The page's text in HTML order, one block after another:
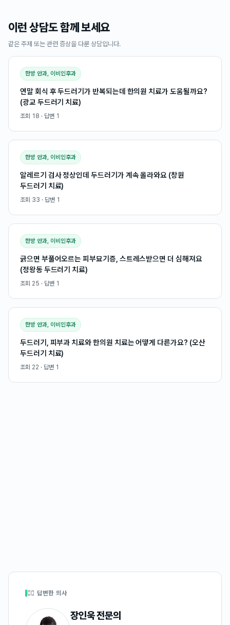
이런 상담도 함께 보세요
같은 주제 또는 관련 증상을 다룬 상담입니다.
한방 안과, 이비인후과
연말 회식 후 두드러기가 반복되는데 한의원 치료가 도움될까요?
(광교 두드러기 치료)
조회 18 · 답변 1
한방 안과, 이비인후과
알레르기 검사 정상인데 두드러기가 계속 올라와요 (창원
두드러기 치료)
조회 33 · 답변 1
한방 안과, 이비인후과
긁으면 부풀어오르는 피부묘기증, 스트레스받으면 더 심해져요
(정왕동 두드러기 치료)
조회 25 · 답변 1
한방 안과, 이비인후과
두드러기, 피부과 치료와 한의원 치료는 어떻게 다른가요? (오산
두드러기 치료)
조회 22 · 답변 1
👩‍⚕️ 답변한 의사
장인욱전문의